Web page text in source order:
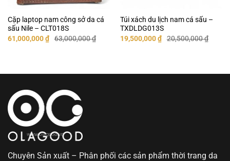
Cặp laptop nam công sở da cá
sấu Nile – CLT018S
63,000,000₫
Giá
gốc
61,000,000₫Giá
hiện
Túi xách du lịch nam cá sấu –
TXDLDG013S
20,500,000₫
Giá
gốc
19,500,000₫Giá
hiện
Chuyên Sản xuất – Phân phối các sản phẩm thời trang da